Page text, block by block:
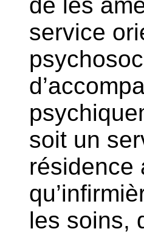
service
soit un
les soins,